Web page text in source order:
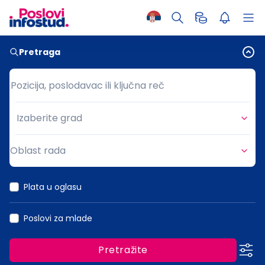
Pretraga
Pozicija, poslodavac ili ključna reč
Pozicija, poslodavac ili ključna reč
Grad
Izaberite grad
Oblast rada
Plata u oglasu
Poslovi za mlade
Pretražite